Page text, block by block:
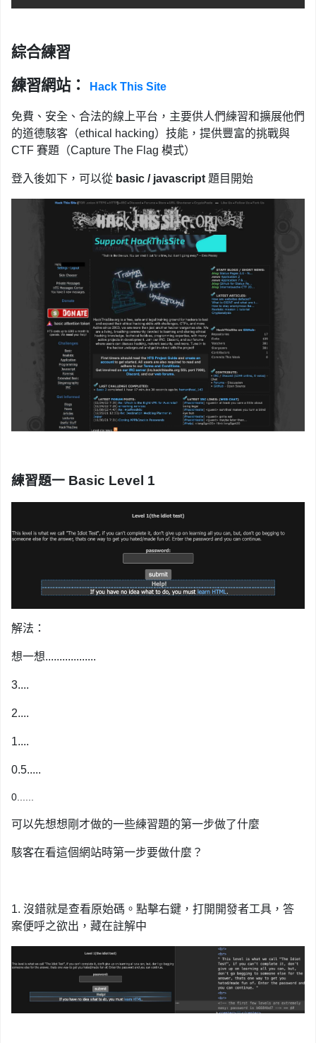
綜合練習
練習網站：
Hack This Site
免費、安全、合法的線上平台，主要供人們練習和擴展他們
的道德駭客（ethical hacking）技能，提供豐富的挑戰與
CTF 賽題（Capture The Flag 模式）
登入後如下，可以從 basic / javascript 題目開始
練習題一 Basic Level 1
解法：
想一想..................
3....
2....
1....
0.5.....
0......
可以先想想剛才做的一些練習題的第一步做了什麼
駭客在看這個網站時第一步要做什麼？
1. 沒錯就是查看原始碼。點擊右鍵，打開開發者工具，答
案便呼之欲出，藏在註解中